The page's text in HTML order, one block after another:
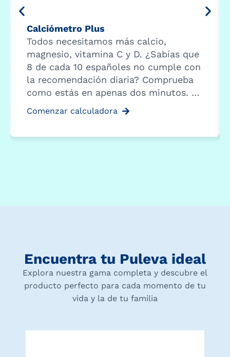
Calciómetro Plus
Todos necesitamos más calcio,
magnesio, vitamina C y D. ¿Sabías que
8 de cada 10 españoles no cumple con
la recomendación diaria? Comprueba
como estás en apenas dos minutos. …
Comenzar calculadora
Encuentra tu Puleva ideal
Explora nuestra gama completa y descubre el
producto perfecto para cada momento de tu
vida y la de tu familia